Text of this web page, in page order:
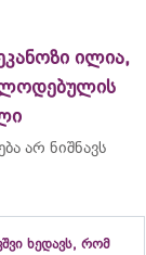
ილია,
არ ნიშნავს
ხედავს, რომ